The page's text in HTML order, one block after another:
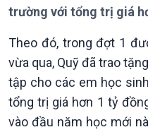
Chính trị
Tin Chính trị
Chính phủ với người dân
trường với tổng trị giá
Theo đó, trong đợt 1
vừa qua, Quỹ đã trao
tập cho các em học
tổng trị giá hơn 1 tỷ
vào đầu năm học mới